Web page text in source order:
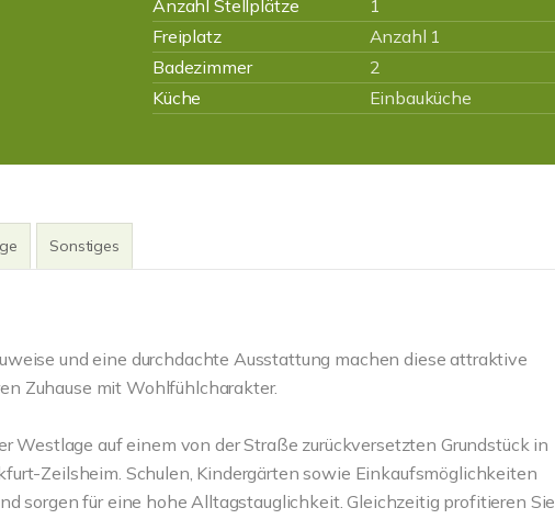
Anzahl Stellplätze
1
Freiplatz
Anzahl 1
Badezimmer
2
Küche
Einbauküche
Sonstiges
und eine durchdachte Ausstattung machen diese attraktive
Zuhause mit Wohlfühlcharakter.
Westlage auf einem von der Straße zurückversetzten Grundstück in
Zeilsheim. Schulen, Kindergärten sowie Einkaufsmöglichkeiten
sorgen für eine hohe Alltagstauglichkeit. Gleichzeitig profitieren Sie